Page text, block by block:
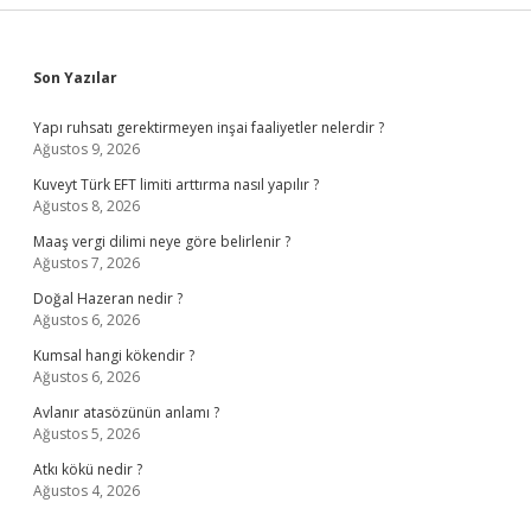
Sidebar
Son Yazılar
Yapı ruhsatı gerektirmeyen inşai faaliyetler nelerdir ?
Ağustos 9, 2026
Kuveyt Türk EFT limiti arttırma nasıl yapılır ?
Ağustos 8, 2026
Maaş vergi dilimi neye göre belirlenir ?
Ağustos 7, 2026
Doğal Hazeran nedir ?
Ağustos 6, 2026
Kumsal hangi kökendir ?
Ağustos 6, 2026
Avlanır atasözünün anlamı ?
Ağustos 5, 2026
Atkı kökü nedir ?
Ağustos 4, 2026